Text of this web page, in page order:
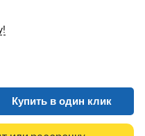
Купить в один клик